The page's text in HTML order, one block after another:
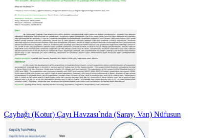
Çaybağı (Kotur) Çayı Havzası`nda (Saray, Van) Nüfusun